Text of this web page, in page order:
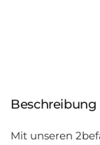
Beschreibung
Mit unseren